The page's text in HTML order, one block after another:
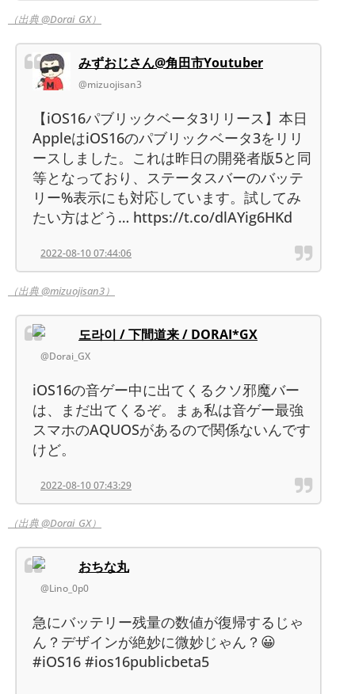
（出典 @Dorai_GX）
みずおじさん@角田市Youtuber
@mizuojisan3
【iOS16パブリックベータ3リリース】本日
AppleはiOS16のパブリックベータ3をリリ
ースしました。これは昨日の開発者版5と同
等となっており、ステータスバーのバッテ
リー%表示にも対応しています。試してみ
たい方はどう… https://t.co/dlAYig6HKd
2022-08-10 07:44:06
（出典 @mizuojisan3）
도라이 / 下間道来 / DORAI*GX
@Dorai_GX
iOS16の音ゲー中に出てくるクソ邪魔バー
は、まだ出てくるぞ。まぁ私は音ゲー最強
スマホのAQUOSがあるので関係ないんです
けど。
2022-08-10 07:43:29
（出典 @Dorai_GX）
おちな丸
@Lino_0p0
急にバッテリー残量の数値が復帰するじゃ
ん？デザインが絶妙に微妙じゃん？😀
#iOS16 #ios16publicbeta5